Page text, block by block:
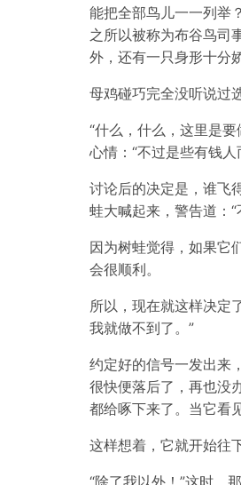
能把全部鸟儿一一列举
之所以被称为布谷鸟司
外，还有一只身形十分
母鸡碰巧完全没听说过
“什么，什么，这里是
心情：“不过是些有钱人
讨论后的决定是，谁飞
蛙大喊起来，警告道：
因为树蛙觉得，如果它
会很顺利。
所以，现在就这样决定
我就做不到了。”
约定好的信号一发出来
很快便落后了，再也没
都给啄下来了。当它看
这样想着，它就开始往
“除了我以外！”这时，